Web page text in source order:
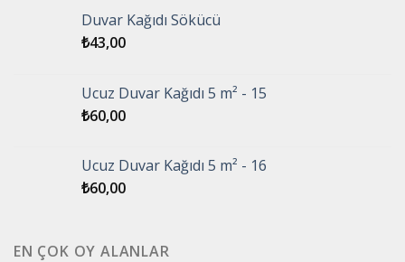
Duvar Kağıdı Sökücü
₺43,00
Ucuz Duvar Kağıdı 5 m² - 15
₺60,00
Ucuz Duvar Kağıdı 5 m² - 16
₺60,00
EN ÇOK OY ALANLAR